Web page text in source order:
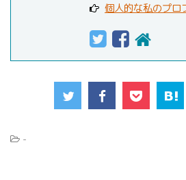
個人的な私のプロ
-